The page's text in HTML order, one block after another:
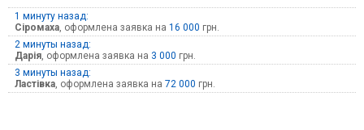
1 минуту назад:
Сіромаха, оформлена заявка на 16 000 грн.
2 минуты назад:
Дарія, оформлена заявка на 3 000 грн.
3 минуты назад:
Ластівка, оформлена заявка на 72 000 грн.